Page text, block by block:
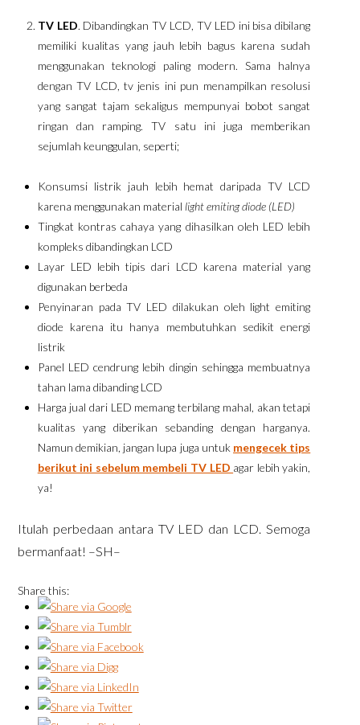
TV LED. Dibandingkan TV LCD, TV LED ini bisa dibilang
memiliki kualitas yang jauh lebih bagus karena sudah
menggunakan teknologi paling modern. Sama halnya
dengan TV LCD, tv jenis ini pun menampilkan resolusi
yang sangat tajam sekaligus mempunyai bobot sangat
ringan dan ramping. TV satu ini juga memberikan
sejumlah keunggulan, seperti;
Konsumsi listrik jauh lebih hemat daripada TV LCD
karena menggunakan material light emiting diode (LED)
Tingkat kontras cahaya yang dihasilkan oleh LED lebih
kompleks dibandingkan LCD
Layar LED lebih tipis dari LCD karena material yang
digunakan berbeda
Penyinaran pada TV LED dilakukan oleh light emiting
diode karena itu hanya membutuhkan sedikit energi
listrik
Panel LED cendrung lebih dingin sehingga membuatnya
tahan lama dibanding LCD
Harga jual dari LED memang terbilang mahal, akan tetapi
kualitas yang diberikan sebanding dengan harganya.
Namun demikian, jangan lupa juga untuk mengecek tips
berikut ini sebelum membeli TV LED agar lebih yakin,
ya!
Itulah perbedaan antara TV LED dan LCD. Semoga
bermanfaat! –SH–
Share this: